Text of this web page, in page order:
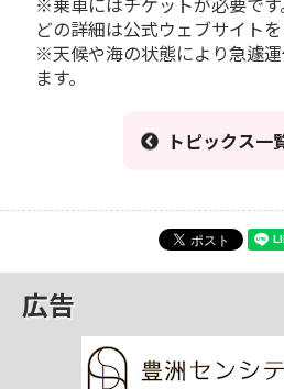
どの詳細は公式ウェブサイトを
※天候や海の状態により急遽
ます。
トピックス一
広告